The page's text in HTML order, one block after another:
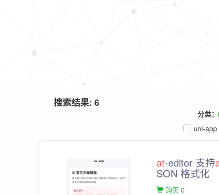
搜索结果: 6
分类：
uni-app
at-editor 支持
SON 格式化
购买 0